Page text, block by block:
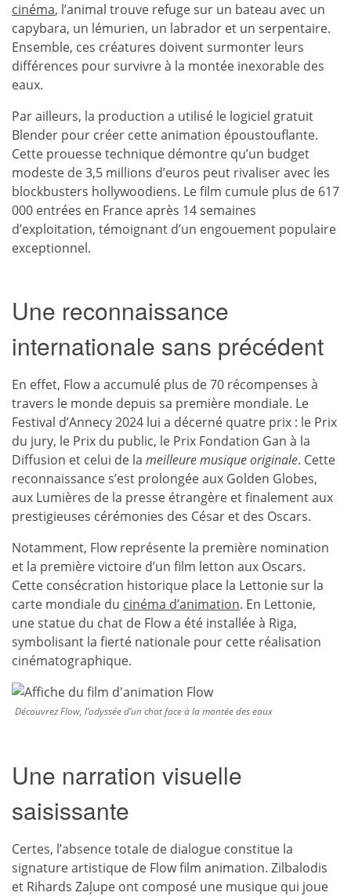
cinéma, l’animal trouve refuge sur un bateau avec un
capybara, un lémurien, un labrador et un serpentaire.
Ensemble, ces créatures doivent surmonter leurs
différences pour survivre à la montée inexorable des
eaux.
Par ailleurs, la production a utilisé le logiciel gratuit
Blender pour créer cette animation époustouflante.
Cette prouesse technique démontre qu’un budget
modeste de 3,5 millions d’euros peut rivaliser avec les
blockbusters hollywoodiens. Le film cumule plus de 617
000 entrées en France après 14 semaines
d’exploitation, témoignant d’un engouement populaire
exceptionnel.
Une reconnaissance
internationale sans précédent
En effet, Flow a accumulé plus de 70 récompenses à
travers le monde depuis sa première mondiale. Le
Festival d’Annecy 2024 lui a décerné quatre prix : le Prix
du jury, le Prix du public, le Prix Fondation Gan à la
Diffusion et celui de la meilleure musique originale. Cette
reconnaissance s’est prolongée aux Golden Globes,
aux Lumières de la presse étrangère et finalement aux
prestigieuses cérémonies des César et des Oscars.
Notamment, Flow représente la première nomination
et la première victoire d’un film letton aux Oscars.
Cette consécration historique place la Lettonie sur la
carte mondiale du cinéma d’animation. En Lettonie,
une statue du chat de Flow a été installée à Riga,
symbolisant la fierté nationale pour cette réalisation
cinématographique.
Découvrez Flow, l’odyssée d’un chat face à la montée des eaux
Une narration visuelle
saisissante
Certes, l’absence totale de dialogue constitue la
signature artistique de Flow film animation. Zilbalodis
et Rihards Zaļupe ont composé une musique qui joue